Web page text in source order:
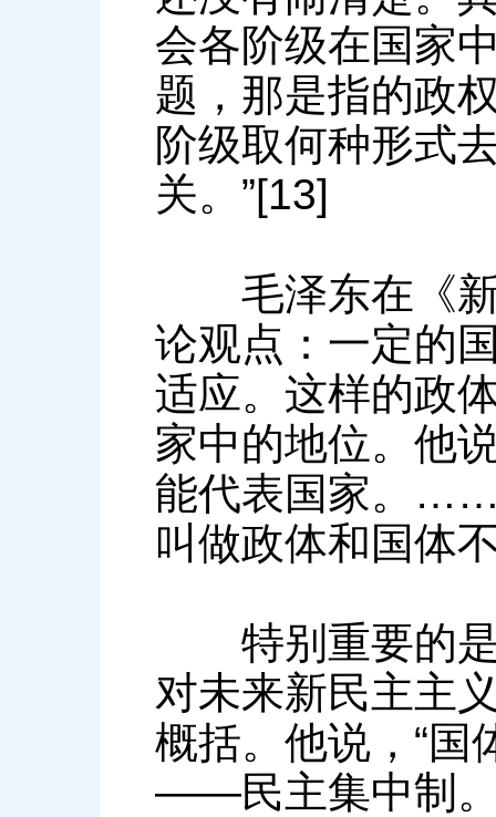
会各阶级在国家
题，那是指的政
阶级取何种形式
关。”[13]
毛泽东在《新
论观点：一定的
适应。这样的政
家中的地位。他
能代表国家。
叫做政体和国体
特别重要的是
对未来新民主主
概括。他说，“
——民主集中制。